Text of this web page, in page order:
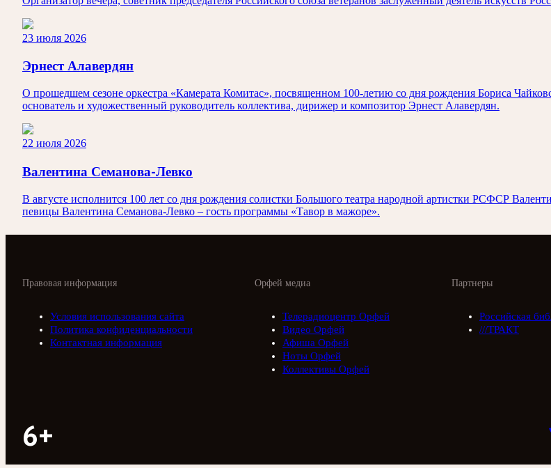
23 июля 2026
Эрнест Алавердян
О прошедшем сезоне оркестра «Камерата Комитас», посвященном 100-летию со дня рождения Бориса
основатель и художественный руководитель коллектива, дирижер и композитор Эрнест Алавердян.
22 июля 2026
Валентина Семанова-Левко
В августе исполнится 100 лет со дня рождения солистки Большого театра народной артистки РСФСР
певицы Валентина Семанова-Левко – гость программы «Тавор в мажоре».
Орфей медиа
Телерадиоцентр Орфей
Видео Орфей
Афиша Орфей
Ноты Орфей
Коллективы Орфей
Партнеры
Российская
///ТРАКТ
Правовая информация
Условия использования сайта
Политика конфиденциальности
Контактная информация
6+